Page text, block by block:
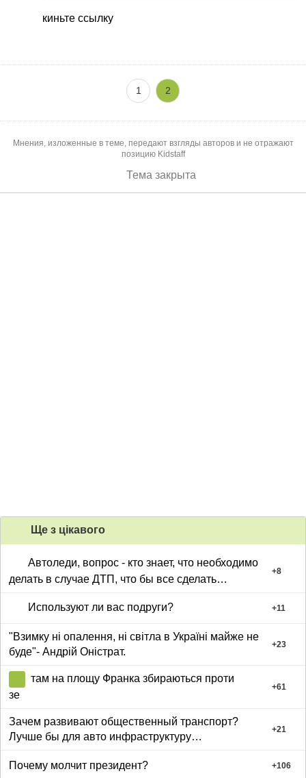
интернете...меня она очень впечатлила...может
инфо на эту тему -
21/mag-sborniki/sekrst_ko..." target="_blank"
киньте ссылку
1 2
Мнения, изложенные в теме, передают взгляды авторов и не отражают
позицию Kidstaff
Тема закрыта
Ще з цiкавого
Автоледи, вопрос - кто знает, что необходимо
делать в случае ДТП, что бы все сделать
панацея?
+8
Используют ли вас подруги? +11
"Взимку ні опалення, ні світла в Україні майже не
буде"- Андрій Оністрат.
+23
там на площу Франка збираються проти
зе
+61
Зачем развивают общественный транспорт?
Лучше бы для авто инфраструктуру
+21
Почему молчит президент? +106